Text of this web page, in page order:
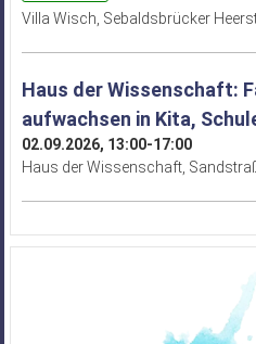
Villa Wisch, Sebaldsbrücker
Haus der Wissenschaft:
aufwachsen in Kita,
02.09.2026, 13:00-17:00
Haus der Wissenschaft,